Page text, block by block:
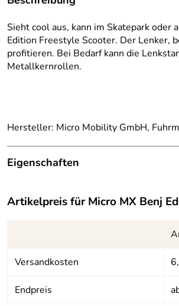
Sieht cool aus, kann im Skatepark oder
Edition Freestyle Scooter. Der Lenker,
profitieren. Bei Bedarf kann die
Metallkernrollen.
Hersteller: Micro Mobility GmbH,
Eigenschaften
Belastbarkeit:
bis max 100 kg
Lenkerhöhe:
one piece bar, 630
Material:
Artikelpreis fürMicro MX Benj
Versandkosten
Endpreis